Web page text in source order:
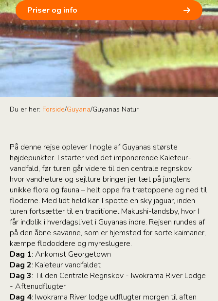
Priser og info
Du er her: Forside/Guyana/Guyanas Natur
På denne rejse oplever I nogle af Guyanas største
højdepunkter. I starter ved det imponerende Kaieteur-
vandfald, før turen går videre til den centrale regnskov,
hvor vandreture og sejlture bringer jer tæt på junglens
unikke flora og fauna – helt oppe fra trætoppene og ned til
floderne. Med lidt held kan I spotte en sky jaguar, inden
turen fortsætter til en traditionel Makushi-landsby, hvor I
får indblik i hverdagslivet i Guyanas indre. Rejsen rundes af
på den åbne savanne, som er hjemsted for sorte kaimaner,
kæmpe flododdere og myreslugere.
Dag 1: Ankomst Georgetown
Dag 2: Kaieteur vandfaldet
Dag 3: Til den Centrale Regnskov - Iwokrama River Lodge
- Aftenudflugter
Dag 4: Iwokrama River lodge udflugter morgen til aften